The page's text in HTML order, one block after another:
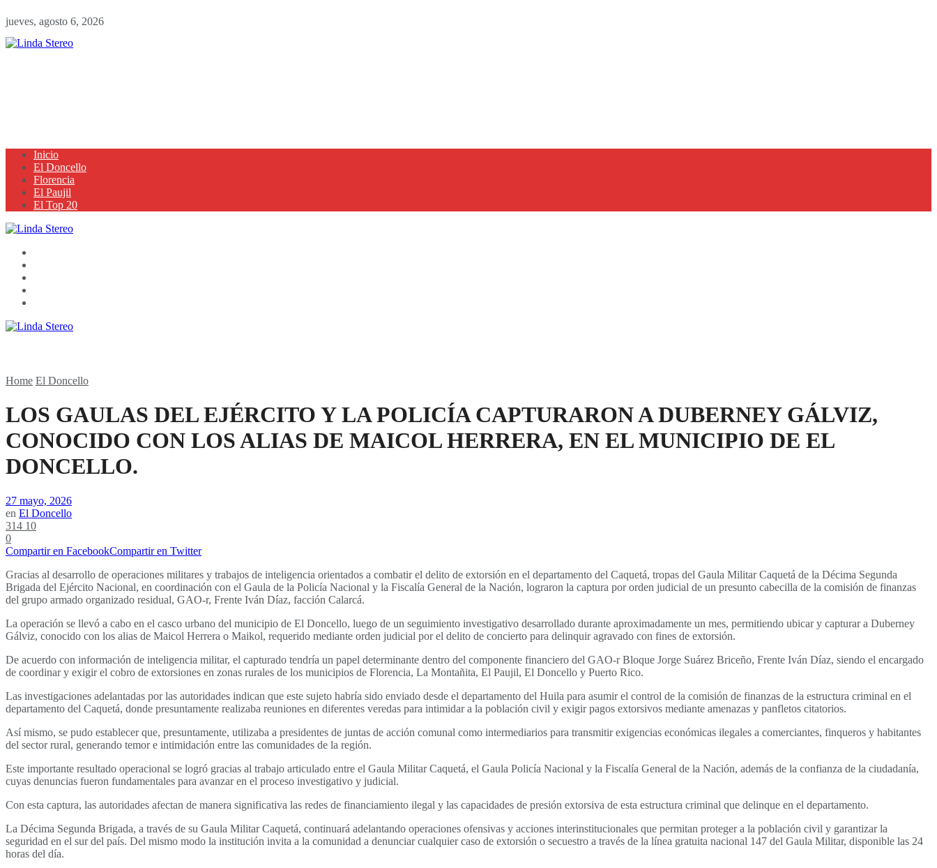
jueves, agosto 6, 2026
Inicio
El Doncello
Florencia
El Paujil
El Top 20
Home El Doncello
LOS GAULAS DEL EJÉRCITO Y LA POLICÍA CAPTURARON A DUBERNEY GÁLVIZ,
CONOCIDO CON LOS ALIAS DE MAICOL HERRERA, EN EL MUNICIPIO DE EL
DONCELLO.
27 mayo, 2026
en El Doncello
314 10
0
Compartir en FacebookCompartir en Twitter
Gracias al desarrollo de operaciones militares y trabajos de inteligencia orientados a combatir el delito de extorsión en el departamento del Caquetá, tropas del Gaula Militar Caquetá de la Décima Segunda
Brigada del Ejército Nacional, en coordinación con el Gaula de la Policía Nacional y la Fiscalía General de la Nación, lograron la captura por orden judicial de un presunto cabecilla de la comisión de finanzas
del grupo armado organizado residual, GAO-r, Frente Iván Díaz, facción Calarcá.
La operación se llevó a cabo en el casco urbano del municipio de El Doncello, luego de un seguimiento investigativo desarrollado durante aproximadamente un mes, permitiendo ubicar y capturar a Duberney
Gálviz, conocido con los alias de Maicol Herrera o Maikol, requerido mediante orden judicial por el delito de concierto para delinquir agravado con fines de extorsión.
De acuerdo con información de inteligencia militar, el capturado tendría un papel determinante dentro del componente financiero del GAO-r Bloque Jorge Suárez Briceño, Frente Iván Díaz, siendo el encargado
de coordinar y exigir el cobro de extorsiones en zonas rurales de los municipios de Florencia, La Montañita, El Paujil, El Doncello y Puerto Rico.
Las investigaciones adelantadas por las autoridades indican que este sujeto habría sido enviado desde el departamento del Huila para asumir el control de la comisión de finanzas de la estructura criminal en el
departamento del Caquetá, donde presuntamente realizaba reuniones en diferentes veredas para intimidar a la población civil y exigir pagos extorsivos mediante amenazas y panfletos citatorios.
Así mismo, se pudo establecer que, presuntamente, utilizaba a presidentes de juntas de acción comunal como intermediarios para transmitir exigencias económicas ilegales a comerciantes, finqueros y habitantes
del sector rural, generando temor e intimidación entre las comunidades de la región.
Este importante resultado operacional se logró gracias al trabajo articulado entre el Gaula Militar Caquetá, el Gaula Policía Nacional y la Fiscalía General de la Nación, además de la confianza de la ciudadanía,
cuyas denuncias fueron fundamentales para avanzar en el proceso investigativo y judicial.
Con esta captura, las autoridades afectan de manera significativa las redes de financiamiento ilegal y las capacidades de presión extorsiva de esta estructura criminal que delinque en el departamento.
La Décima Segunda Brigada, a través de su Gaula Militar Caquetá, continuará adelantando operaciones ofensivas y acciones interinstitucionales que permitan proteger a la población civil y garantizar la
seguridad en el sur del país. Del mismo modo la institución invita a la comunidad a denunciar cualquier caso de extorsión o secuestro a través de la línea gratuita nacional 147 del Gaula Militar, disponible las 24
horas del día.